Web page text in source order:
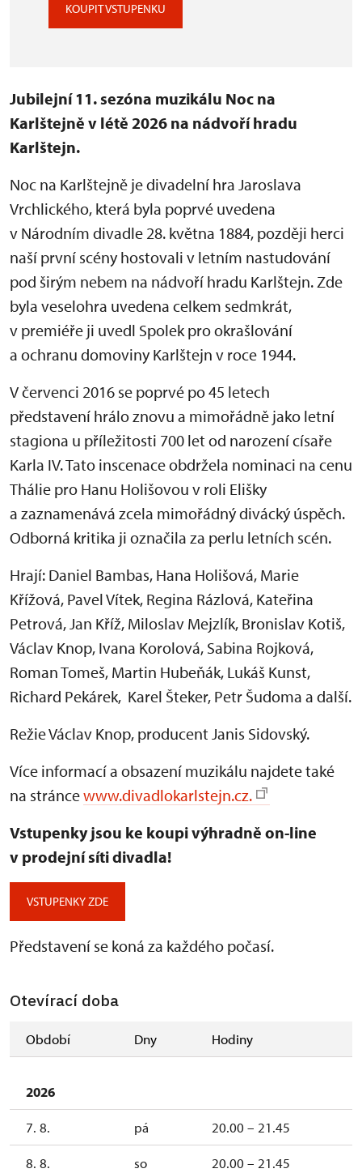
KOUPIT VSTUPENKU
Jubilejní 11. sezóna muzikálu Noc na
Karlštejně v létě 2026 na nádvoří hradu
Karlštejn.
Noc na Karlštejně je divadelní hra Jaroslava
Vrchlického, která byla poprvé uvedena
v Národním divadle 28. května 1884, později herci
naší první scény hostovali v letním nastudování
pod širým nebem na nádvoří hradu Karlštejn. Zde
byla veselohra uvedena celkem sedmkrát,
v premiéře ji uvedl Spolek pro okrašlování
a ochranu domoviny Karlštejn v roce 1944.
V červenci 2016 se poprvé po 45 letech
představení hrálo znovu a mimořádně jako letní
stagiona u příležitosti 700 let od narození císaře
Karla IV. Tato inscenace obdržela nominaci na cenu
Thálie pro Hanu Holišovou v roli Elišky
a zaznamenává zcela mimořádný divácký úspěch.
Odborná kritika ji označila za perlu letních scén.
Hrají: Daniel Bambas, Hana Holišová, Marie
Křížová, Pavel Vítek, Regina Rázlová, Kateřina
Petrová, Jan Kříž, Miloslav Mejzlík, Bronislav Kotiš,
Václav Knop, Ivana Korolová, Sabina Rojková,
Roman Tomeš, Martin Hubeňák, Lukáš Kunst,
Richard Pekárek, Karel Šteker, Petr Šudoma a další.
Režie Václav Knop, producent Janis Sidovský.
Více informací a obsazení muzikálu najdete také
na stráncewww.divadlokarlstejn.cz.
Vstupenky jsou ke koupi výhradně on-line
v prodejní síti divadla!
VSTUPENKY ZDE
Představení se koná za každého počasí.
Otevírací doba
Období Dny Hodiny
2026
7. 8. pá 20.00 – 21.45
8. 8. so 20.00 – 21.45